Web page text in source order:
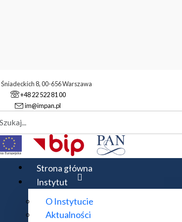
Śniadeckich 8, 00-656 Warszawa
+48 22 522 81 00
im@impan.pl
Strona główna
Instytut
O Instytucie
Aktualności
i Analiza Stochastyczna
Stochastyczna
Tomasz Szarek